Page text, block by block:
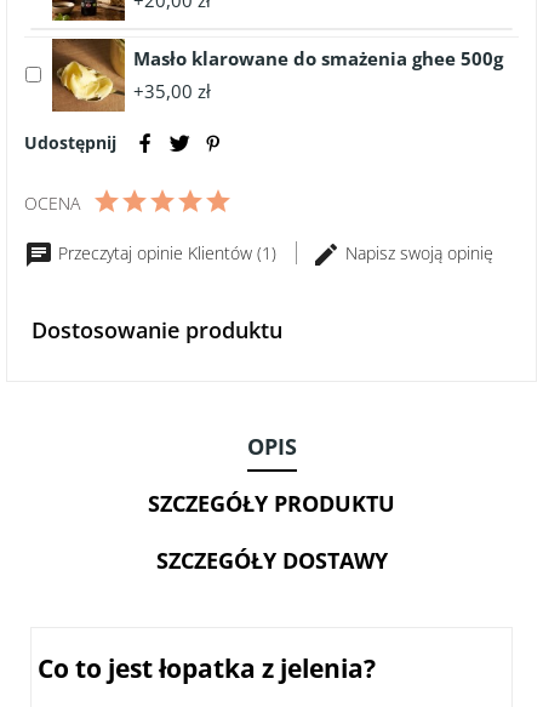
Maille
215g
accessory
Ocet
Balsamiczny
Modeny
BIO
Select
accessory
klarowane
smażenia
500g
Masło klarowane do smażenia ghee 500g
+35,00 zł
Udostępnij
OCENA
Przeczytaj opinie Klientów (1) Napisz swoją opinię
Dostosowanie produktu
OPIS
SZCZEGÓŁY PRODUKTU
SZCZEGÓŁY DOSTAWY
Co to jest łopatka z jelenia?